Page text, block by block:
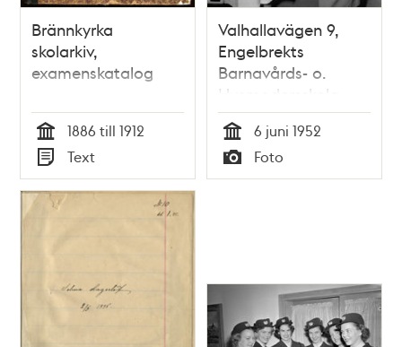
Brännkyrka
skolarkiv,
examenskatalog
Tid
1886 till 1912
Typ
Text
Valhallavägen 9,
Engelbrekts
Barnavårds- o.
Husmodersskola.
Fröken Gudrun
Schaefer, elev på
husmoderskursen,
visar sin
kursavslutning
Tid
6 juni 1952
Typ
Foto